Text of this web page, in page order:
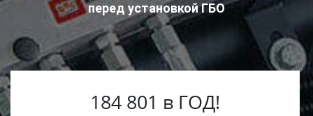
перед установкой ГБО
184 801 в ГОД!